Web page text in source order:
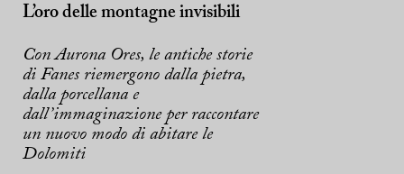
L’oro delle montagne invisibili
Con Aurona Ores, le antiche storie
di Fanes riemergono dalla pietra,
dalla porcellana e
dall’immaginazione per raccontare
un nuovo modo di abitare le
Dolomiti